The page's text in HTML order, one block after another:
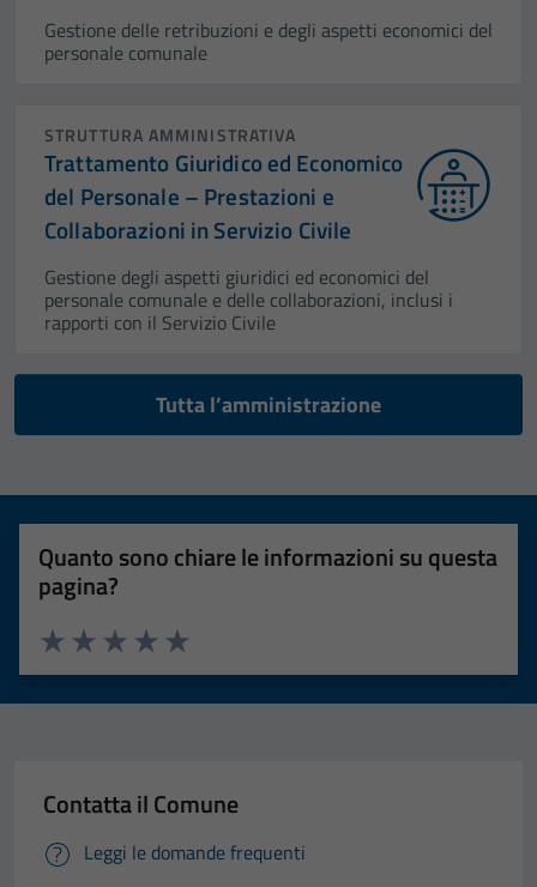
Gestione delle retribuzioni e degli aspetti economici del
personale comunale
STRUTTURA AMMINISTRATIVA
Trattamento Giuridico ed Economico
del Personale – Prestazioni e
Collaborazioni in Servizio Civile
Gestione degli aspetti giuridici ed economici del
personale comunale e delle collaborazioni, inclusi i
rapporti con il Servizio Civile
Tutta l’amministrazione
Quanto sono chiare le informazioni su questa
pagina?
Valuta 5 stelle su 5
Valuta 4 stelle su 5
Valuta 3 stelle su 5
Valuta 2 stelle su 5
Valuta 1 stelle su 5
Contatta il Comune
Leggi le domande frequenti
sono necessari
per il